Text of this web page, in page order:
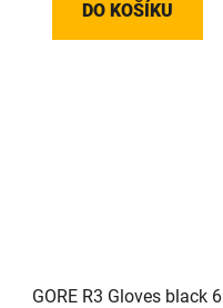
DO KOŠÍKU
GORE R3 Gloves black 6